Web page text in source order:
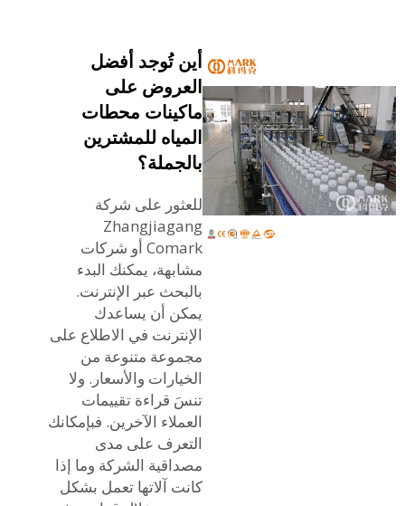
أين تُوجد أفضل
العروض على
ماكينات محطات
المياه للمشترين
بالجملة؟
للعثور على شركة
Zhangjiagang
Comark أو شركات
مشابهة، يمكنك البدء
بالبحث عبر الإنترنت.
يمكن أن يساعدك
الإنترنت في الاطلاع على
مجموعة متنوعة من
الخيارات والأسعار. ولا
تنسَ قراءة تقييمات
العملاء الآخرين. فبإمكانك
التعرف على مدى
مصداقية الشركة وما إذا
كانت آلاتها تعمل بشكل